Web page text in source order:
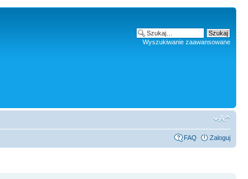
Wyszukiwanie zaawansowane
FAQ Zaloguj